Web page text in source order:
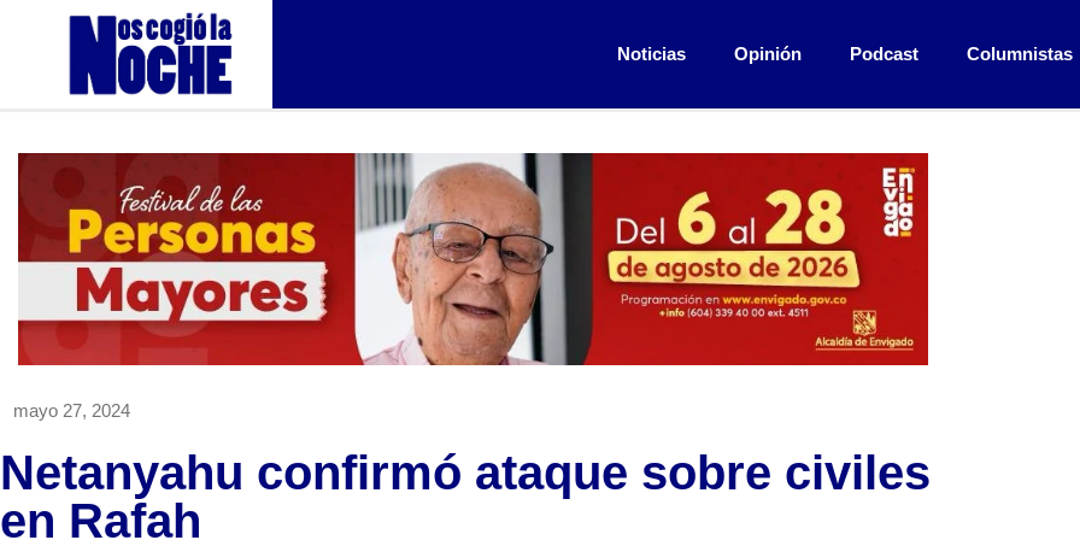
Noticias Opinión Podcast Columnistas
mayo 27, 2024
Netanyahu confirmó ataque sobre civiles
en Rafah